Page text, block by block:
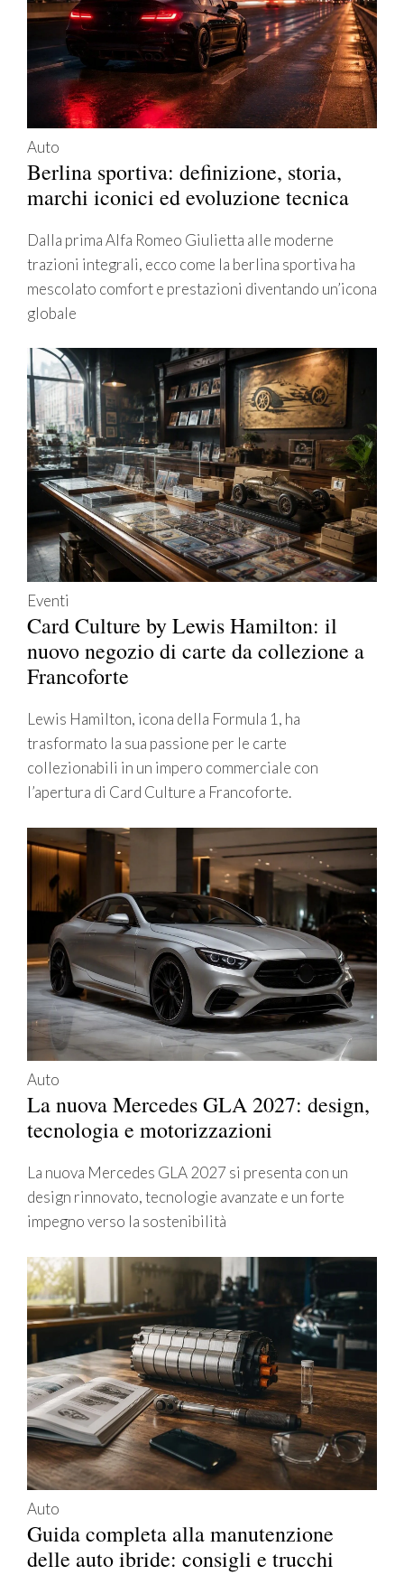
Auto
Berlina sportiva: definizione, storia,
marchi iconici ed evoluzione tecnica
Dalla prima Alfa Romeo Giulietta alle moderne
trazioni integrali, ecco come la berlina sportiva ha
mescolato comfort e prestazioni diventando un’icona
globale
Eventi
Card Culture by Lewis Hamilton: il
nuovo negozio di carte da collezione a
Francoforte
Lewis Hamilton, icona della Formula 1, ha
trasformato la sua passione per le carte
collezionabili in un impero commerciale con
l’apertura di Card Culture a Francoforte.
Auto
La nuova Mercedes GLA 2027: design,
tecnologia e motorizzazioni
La nuova Mercedes GLA 2027 si presenta con un
design rinnovato, tecnologie avanzate e un forte
impegno verso la sostenibilità
Auto
Guida completa alla manutenzione
delle auto ibride: consigli e trucchi